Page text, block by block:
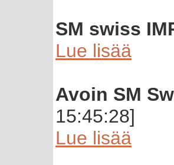
SM swiss
Lue lisää
Avoin SM
15:45:28]
Lue lisää